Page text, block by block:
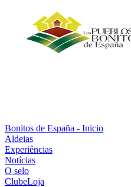
Bonitos de España - Inicio
Aldeias
Experiências
Notícias
O selo
ClubeLoja